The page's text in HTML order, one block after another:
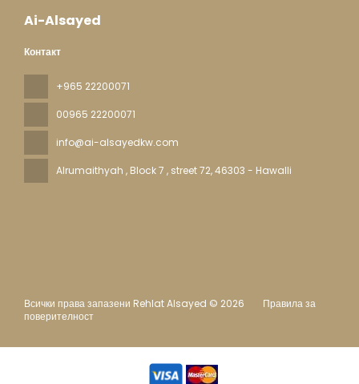
Ai-Alsayed
Контакт
+965 22200071
00965 22200071
info@ai-alsayedkw.com
Alrumaithyah , Block 7 , street 72, 46303 - Hawalli
Всички права запазени Rehlat Alsayed © 2026
Правила за
поверителност